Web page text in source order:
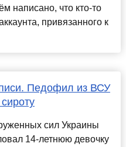
написано, что кто-то
привязанного к
Педофил из ВСУ
сил Украины
14-летнюю девочку